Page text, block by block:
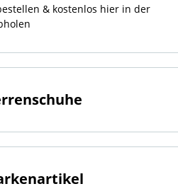
& kostenlos hier in der